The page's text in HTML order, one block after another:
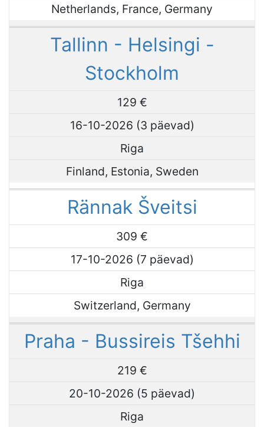
Netherlands, France, Germany
Tallinn - Helsingi -
Stockholm
129 €
16-10-2026 (3 päevad)
Riga
Finland, Estonia, Sweden
Rännak Šveitsi
309 €
17-10-2026 (7 päevad)
Riga
Switzerland, Germany
Praha - Bussireis Tšehhi
219 €
20-10-2026 (5 päevad)
Riga